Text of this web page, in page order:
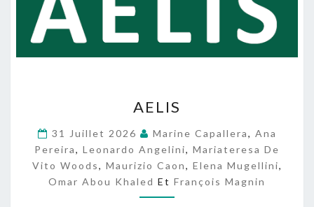
I
S
AELIS
31 Juillet 2026 Marine Capallera, Ana
Pereira, Leonardo Angelini, Mariateresa De
Vito Woods, Maurizio Caon, Elena Mugellini,
Omar Abou Khaled Et François Magnin